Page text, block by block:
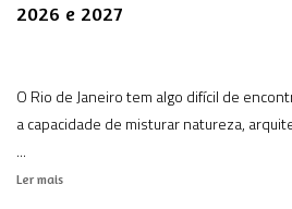
2026 e 2027
O Rio de Janeiro tem algo difícil de
a capacidade de misturar natureza,
...
Ler mais